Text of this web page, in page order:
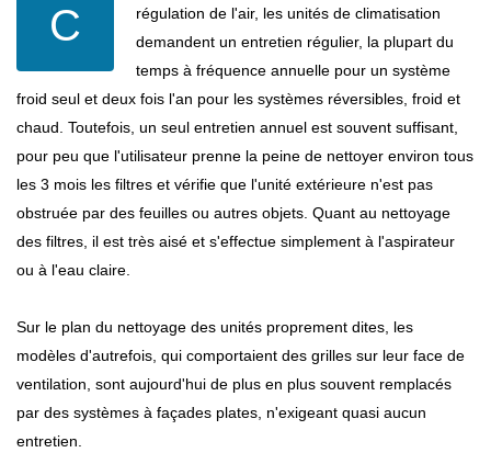
C
régulation de l'air, les unités de climatisation
demandent un entretien régulier, la plupart du
temps à fréquence annuelle pour un système
froid seul et deux fois l'an pour les systèmes réversibles, froid et
chaud. Toutefois, un seul entretien annuel est souvent suffisant,
pour peu que l'utilisateur prenne la peine de nettoyer environ tous
les 3 mois les filtres et vérifie que l'unité extérieure n'est pas
obstruée par des feuilles ou autres objets. Quant au nettoyage
des filtres, il est très aisé et s'effectue simplement à l'aspirateur
ou à l'eau claire.
Sur le plan du nettoyage des unités proprement dites, les
modèles d'autrefois, qui comportaient des grilles sur leur face de
ventilation, sont aujourd'hui de plus en plus souvent remplacés
par des systèmes à façades plates, n'exigeant quasi aucun
entretien.